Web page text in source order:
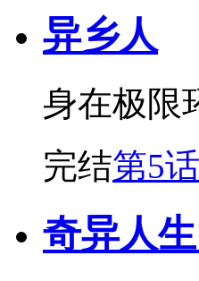
异乡人
身在极
完结第5话
奇异人